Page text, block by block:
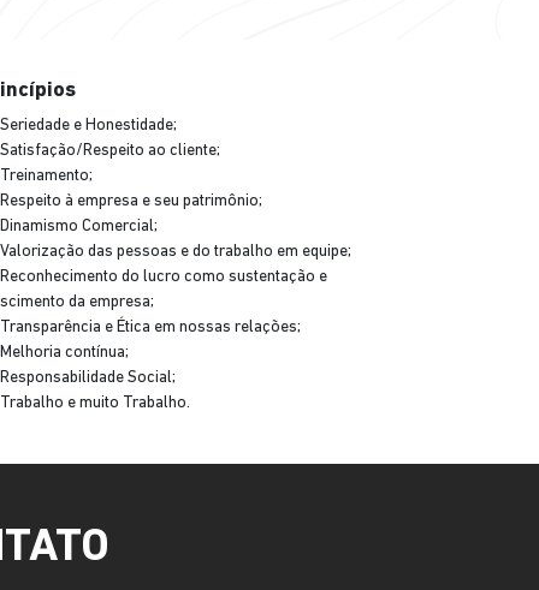
Seriedade e Honestidade;
Satisfação/Respeito ao cliente;
Treinamento;
Respeito à empresa e seu patrimônio;
Dinamismo Comercial;
Valorização das pessoas e do trabalho em equipe;
Reconhecimento do lucro como sustentação e
da empresa;
Transparência e Ética em nossas relações;
Melhoria contínua;
Responsabilidade Social;
Trabalho e muito Trabalho.